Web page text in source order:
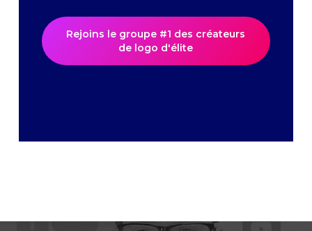
Rejoins le groupe #1 des créateurs
de logo d'élite